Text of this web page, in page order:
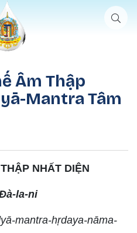
Nhảy đến nội dung
Âm Thập
Mantra Tâm
NHẤT DIỆN
la-ni
mantra-hṛdaya-nāma-